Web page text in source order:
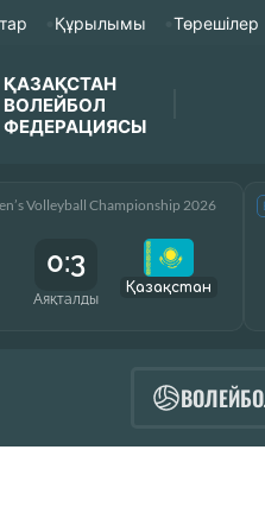
Құрылымы Төрешілер
ҚАЗАҚСТАН
ВОЛЕЙБОЛ
ФЕДЕРАЦИЯСЫ
Volleyball Championship 2026
0:3
Аяқталды
Қазақcтан